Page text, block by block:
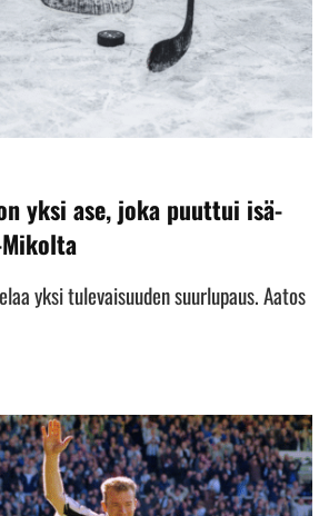
yksi ase, joka puuttui isä-
yksi tulevaisuuden suurlupaus. Aatos